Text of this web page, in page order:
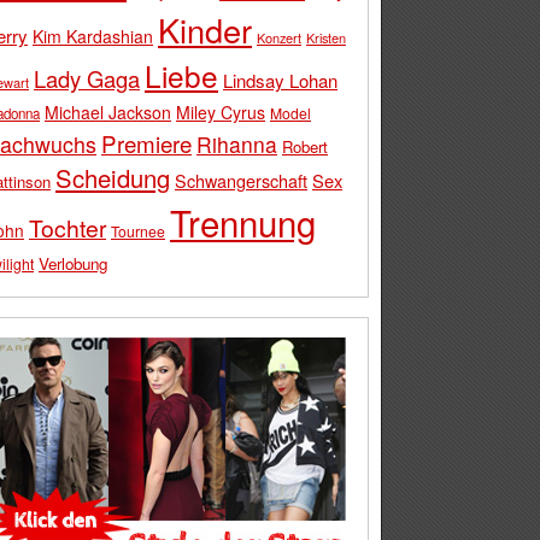
Kim Kardashian Kinder Konzert Kristen
Lady Gaga Liebe Lindsay Lohan
Michael Jackson Miley Cyrus Model
Premiere Rihanna Robert
Scheidung SchwangerschaftSex
Tochter Tournee Trennung
Verlobung